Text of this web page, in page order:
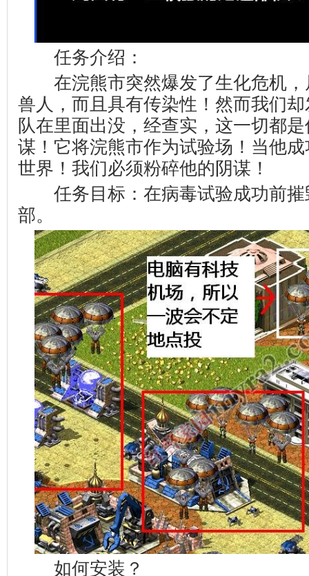
任务介绍：
在浣熊市突然爆发了生化危机，
兽人，而且具有传染性！然而我们
队在里面出没，经查实，这一切都
谋！它将浣熊市作为试验场！当他
世界！我们必须粉碎他的阴谋！
任务目标：在病毒试验成功前摧
部。
如何安装？